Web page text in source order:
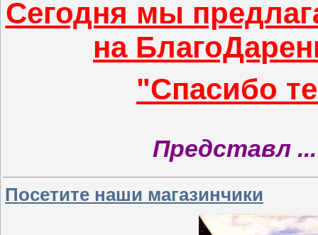
Сегодня мы
на
"Спасибо
Представл
Посетите наши магазинчики